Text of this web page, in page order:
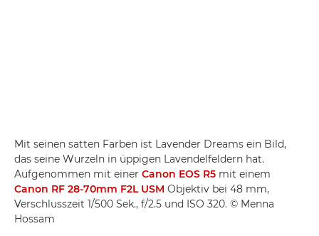
Mit seinen satten Farben ist Lavender Dreams ein Bild,
das seine Wurzeln in üppigen Lavendelfeldern hat.
Aufgenommen mit einer Canon EOS R5 mit einem
Canon RF 28-70mm F2L USM Objektiv bei 48 mm,
Verschlusszeit 1/500 Sek., f/2.5 und ISO 320. © Menna
Hossam